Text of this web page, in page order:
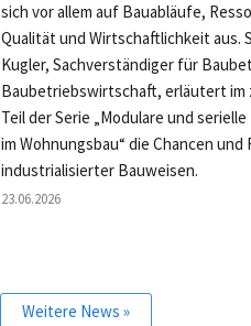
sich vor allem auf Bauabläufe,
Qualität und Wirtschaftlichkeit aus.
Kugler, Sachverständiger für
Baubetriebswirtschaft, erläutert im
Teil der Serie „Modulare und
im Wohnungsbau“ die Chancen und
industrialisierter Bauweisen.
23.06.2026
Weitere News »